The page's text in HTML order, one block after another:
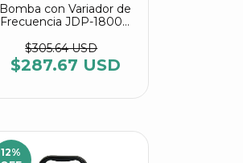
Bomba con Variador de
Frecuencia JDP-18000
$305.64 USD
$287.67 USD
12%